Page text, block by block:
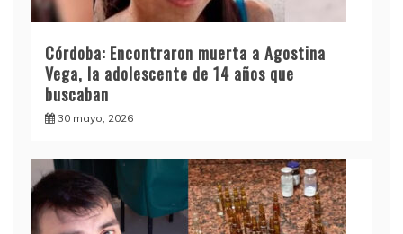
Córdoba: Encontraron muerta a Agostina
Vega, la adolescente de 14 años que
buscaban
30 mayo, 2026